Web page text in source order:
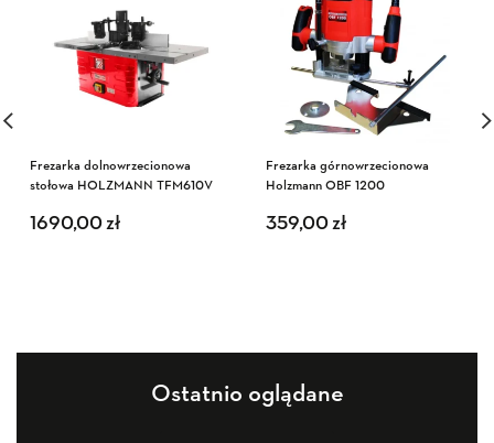
Frezarka dolnowrzecionowa
stołowa HOLZMANN TFM610V
1690,00zł
Frezarka górnowrzecionowa
Holzmann OBF 1200
359,00zł
Ostatnio oglądane